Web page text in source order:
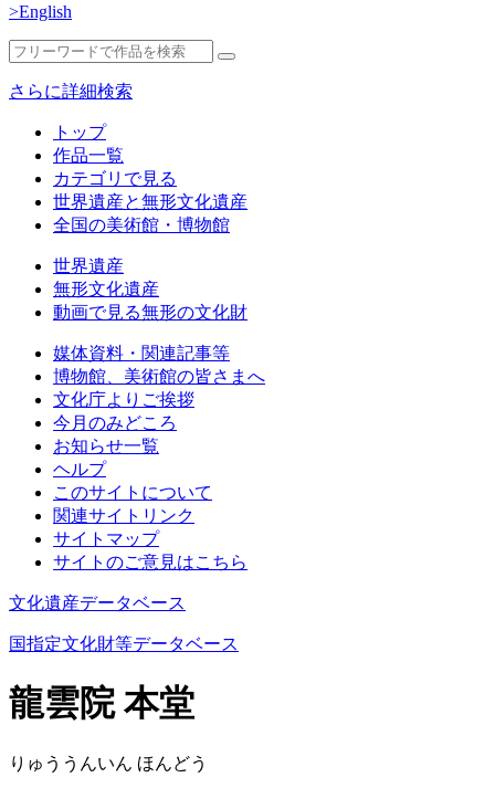
>English
さらに詳細検索
トップ
作品一覧
カテゴリで見る
世界遺産と無形文化遺産
全国の美術館・博物館
世界遺産
無形文化遺産
動画で見る無形の文化財
媒体資料・関連記事等
博物館、美術館の皆さまへ
文化庁よりご挨拶
今月のみどころ
お知らせ一覧
ヘルプ
このサイトについて
関連サイトリンク
サイトマップ
サイトのご意見はこちら
文化遺産データベース
国指定文化財等データベース
龍雲院 本堂
りゅううんいん ほんどう